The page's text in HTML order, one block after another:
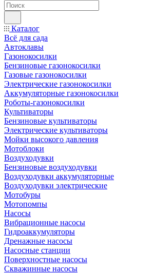
Каталог
Всё для сада
Автоклавы
Газонокосилки
Бензиновые газонокосилки
Газовые газонокосилки
Электрические газонокосилки
Аккумуляторные газонокосилки
Роботы-газонокосилки
Культиваторы
Бензиновые культиваторы
Электрические культиваторы
Мойки высокого давления
Мотоблоки
Воздуходувки
Бензиновые воздуходувки
Воздуходувки аккумуляторные
Воздуходувки электрические
Мотобуры
Мотопомпы
Насосы
Вибрационные насосы
Гидроаккумуляторы
Дренажные насосы
Насосные станции
Поверхностные насосы
Скважинные насосы